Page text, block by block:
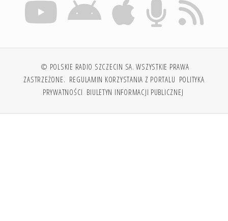
© POLSKIE RADIO SZCZECIN SA. WSZYSTKIE PRAWA
ZASTRZEŻONE. REGULAMIN KORZYSTANIA Z PORTALU POLITYKA
PRYWATNOŚCI BIULETYN INFORMACJI PUBLICZNEJ